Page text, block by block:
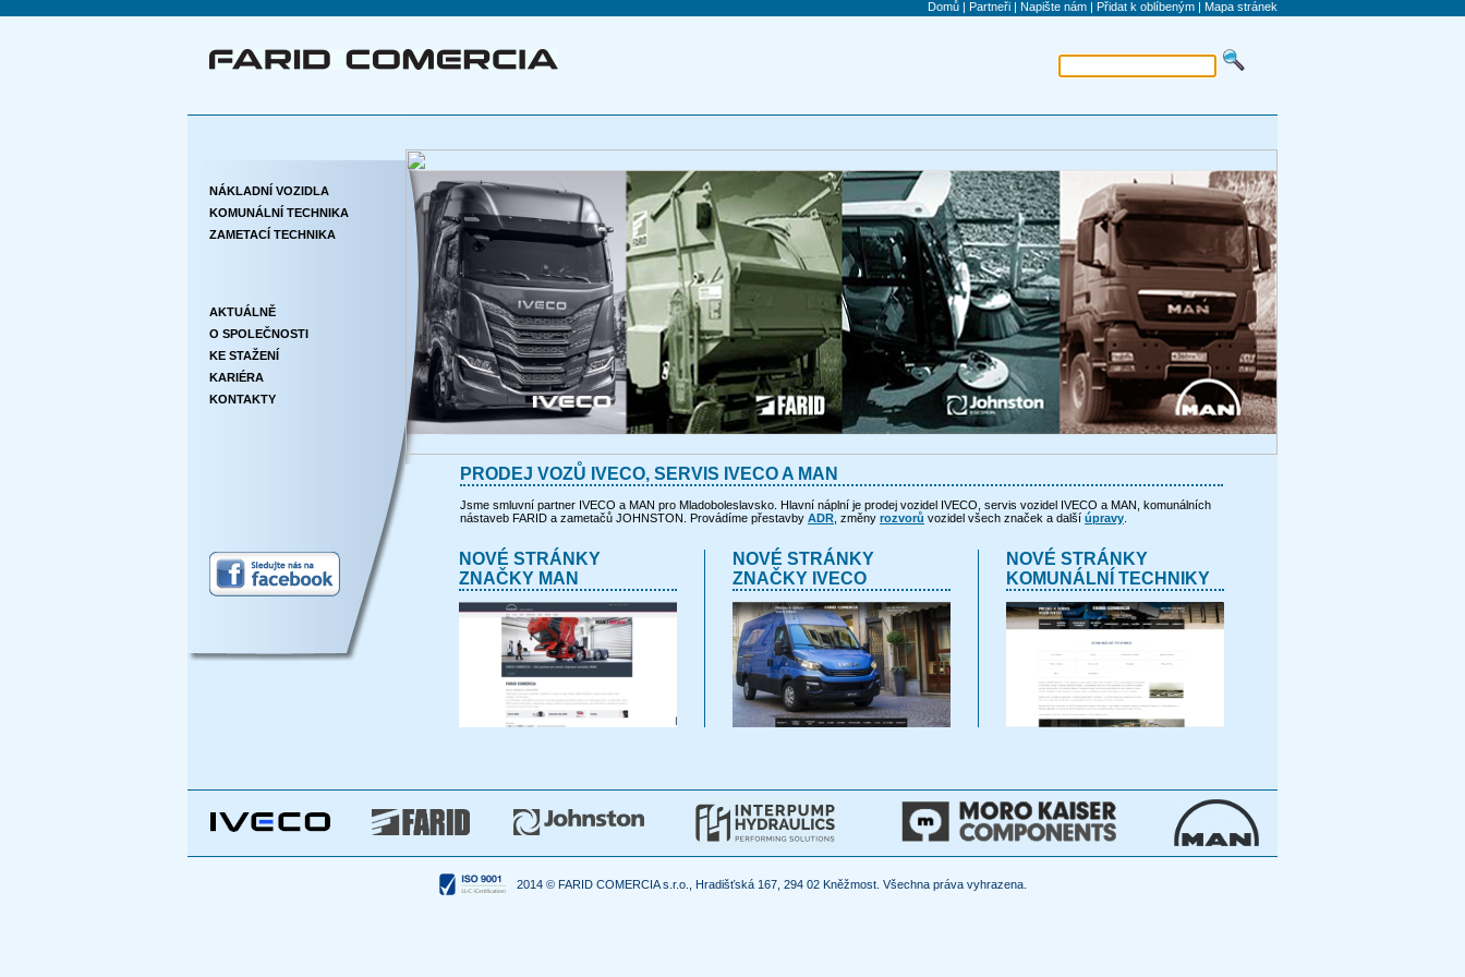
Domů | Partneři | Napište nám | Přidat k oblíbeným | Mapa stránek
NÁKLADNÍ VOZIDLA
KOMUNÁLNÍ TECHNIKA
ZAMETACÍ TECHNIKA
AKTUÁLNĚ
O SPOLEČNOSTI
KE STAŽENÍ
KARIÉRA
KONTAKTY
PRODEJ VOZŮ IVECO, SERVIS IVECO A MAN
Jsme smluvní partner IVECO a MAN pro Mladoboleslavsko. Hlavní náplní je prodej vozidel IVECO, servis vozidel IVECO a MAN, komunálních
nástaveb FARID a zametačů JOHNSTON. Provádíme přestavby ADR , změny rozvorů vozidel všech značek a další úpravy
NOVÉ STRÁNKY
ZNAČKY MAN
NOVÉ STRÁNKY
ZNAČKY IVECO
NOVÉ STRÁNKY
KOMUNÁLNÍ TECHNIKY
2014 © FARID COMERCIA s.r.o., Hradišťská 167, 294 02 Kněžmost. Všechna práva vyhrazena.